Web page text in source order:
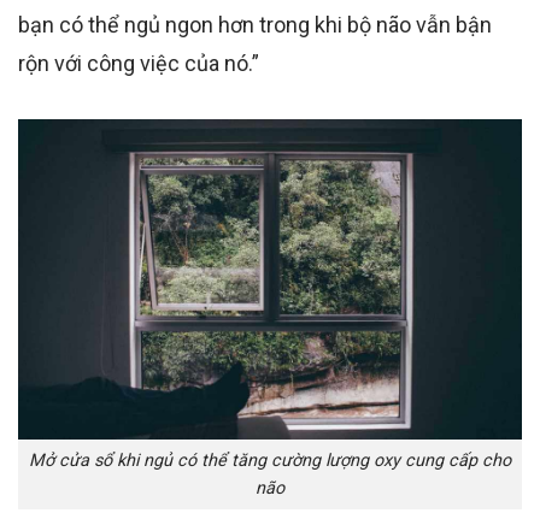
bạn có thể ngủ ngon hơn trong khi bộ não vẫn bận
rộn với công việc của nó.”
Mở cửa sổ khi ngủ có thể tăng cường lượng oxy cung cấp cho
não